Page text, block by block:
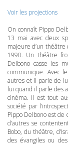
Voir les projections
On connaît Pippo
13 mai avec deux
majeure d’un théâtre
1990. Un théâtre
Delbono casse les
communique. Avec
autres et il parle de
lui quand il parle des
cinéma. Il est tout
société par
Pippo Delbono est de
d’autres se
Bobo, du théâtre,
des évangiles ou